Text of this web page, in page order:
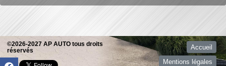
©2026-2027 AP AUTO tous droits
réservés
Accueil
Mentions légales